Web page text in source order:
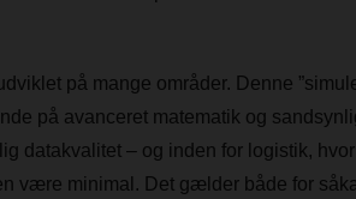
på mange områder. Denne
på avanceret matematik og
datakvalitet – og inden for logistik,
være minimal. Det gælder både for